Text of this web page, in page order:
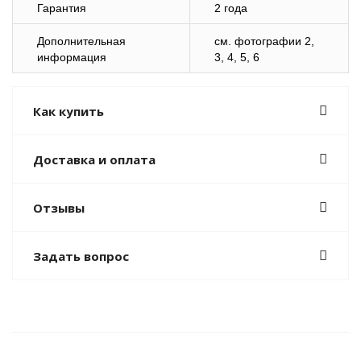
Гарантия 2 года
Дополнительная
информация
см. фотографии 2,
3, 4, 5, 6
Как купить
Доставка и оплата
Отзывы
Задать вопрос